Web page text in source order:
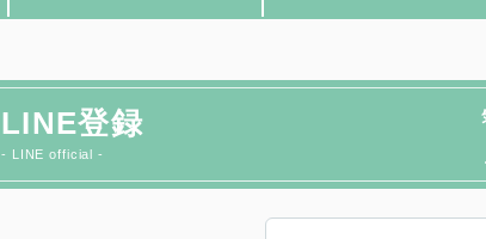
LINE登録
- LINE official -